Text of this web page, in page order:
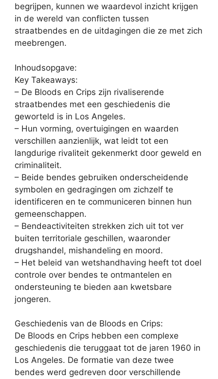
begrijpen, kunnen we waardevol inzicht krijgen
in de wereld van conflicten tussen
straatbendes en de uitdagingen die ze met zich
meebrengen.
Inhoudsopgave:
Key Takeaways:
– De Bloods en Crips zijn rivaliserende
straatbendes met een geschiedenis die
geworteld is in Los Angeles.
– Hun vorming, overtuigingen en waarden
verschillen aanzienlijk, wat leidt tot een
langdurige rivaliteit gekenmerkt door geweld en
criminaliteit.
– Beide bendes gebruiken onderscheidende
symbolen en gedragingen om zichzelf te
identificeren en te communiceren binnen hun
gemeenschappen.
– Bendeactiviteiten strekken zich uit tot ver
buiten territoriale geschillen, waaronder
drugshandel, mishandeling en moord.
– Het beleid van wetshandhaving heeft tot doel
controle over bendes te ontmantelen en
ondersteuning te bieden aan kwetsbare
jongeren.
Geschiedenis van de Bloods en Crips:
De Bloods en Crips hebben een complexe
geschiedenis die teruggaat tot de jaren 1960 in
Los Angeles. De formatie van deze twee
bendes werd gedreven door verschillende